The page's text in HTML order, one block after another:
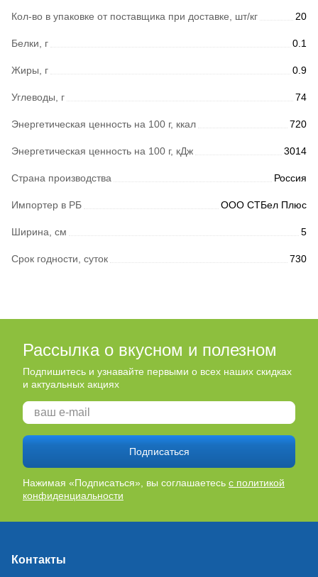
Кол-во в упаковке от поставщика при доставке, шт/кг 20
Белки, г 0.1
Жиры, г 0.9
Углеводы, г 74
Энергетическая ценность на 100 г, ккал 720
Энергетическая ценность на 100 г, кДж 3014
Страна производства Россия
Импортер в РБ ООО СТБел Плюс
Ширина, см 5
Срок годности, суток 730
Рассылка о вкусном и полезном
Подпишитесь и узнавайте первыми о всех наших скидках
и актуальных акциях
Подписаться
Нажимая «Подписаться», вы соглашаетесь с политикой
конфиденциальности
Контакты